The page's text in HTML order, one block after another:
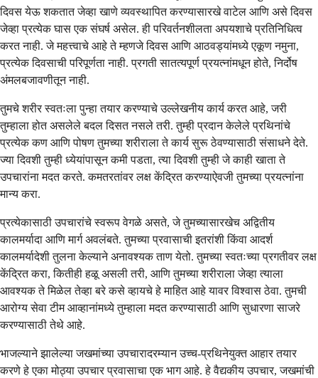
दिवस येऊ शकतात जेव्हा खाणे व्यवस्थापित करण्यासारखे वाटेल आणि असे दिवस
जेव्हा प्रत्येक घास एक संघर्ष असेल. ही परिवर्तनशीलता अपयशाचे प्रतिनिधित्व
करत नाही. जे महत्त्वाचे आहे ते म्हणजे दिवस आणि आठवड्यांमध्ये एकूण नमुना,
प्रत्येक दिवसाची परिपूर्णता नाही. प्रगती सातत्यपूर्ण प्रयत्नांमधून होते, निर्दोष
अंमलबजावणीतून नाही.
तुमचे शरीर स्वतःला पुन्हा तयार करण्याचे उल्लेखनीय कार्य करत आहे, जरी
तुम्हाला होत असलेले बदल दिसत नसले तरी. तुम्ही प्रदान केलेले प्रथिनांचे
प्रत्येक कण आणि पोषण तुमच्या शरीराला ते कार्य सुरू ठेवण्यासाठी संसाधने देते.
ज्या दिवशी तुम्ही ध्येयांपासून कमी पडता, त्या दिवशी तुम्ही जे काही खाता ते
उपचारांना मदत करते. कमतरतांवर लक्ष केंद्रित करण्याऐवजी तुमच्या प्रयत्नांना
मान्य करा.
प्रत्येकासाठी उपचारांचे स्वरूप वेगळे असते, जे तुमच्यासारखेच अद्वितीय
कालमर्यादा आणि मार्ग अवलंबते. तुमच्या प्रवासाची इतरांशी किंवा आदर्श
कालमर्यादेशी तुलना केल्याने अनावश्यक ताण येतो. तुमच्या स्वतःच्या प्रगतीवर लक्ष
केंद्रित करा, कितीही हळू असली तरी, आणि तुमच्या शरीराला जेव्हा त्याला
आवश्यक ते मिळेल तेव्हा बरे कसे व्हायचे हे माहित आहे यावर विश्वास ठेवा. तुमची
आरोग्य सेवा टीम आव्हानांमध्ये तुम्हाला मदत करण्यासाठी आणि सुधारणा साजरे
करण्यासाठी तेथे आहे.
भाजल्याने झालेल्या जखमांच्या उपचारादरम्यान उच्च-प्रथिनेयुक्त आहार तयार
करणे हे एका मोठ्या उपचार प्रवासाचा एक भाग आहे. हे वैद्यकीय उपचार, जखमांची